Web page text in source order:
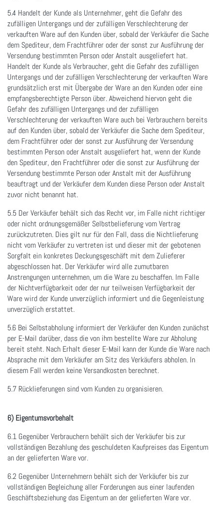
5.4 Handelt der Kunde als Unternehmer, geht die Gefahr des
zufälligen Untergangs und der zufälligen Verschlechterung der
verkauften Ware auf den Kunden über, sobald der Verkäufer die Sache
dem Spediteur, dem Frachtführer oder der sonst zur Ausführung der
Versendung bestimmten Person oder Anstalt ausgeliefert hat.
Handelt der Kunde als Verbraucher, geht die Gefahr des zufälligen
Untergangs und der zufälligen Verschlechterung der verkauften Ware
grundsätzlich erst mit Übergabe der Ware an den Kunden oder eine
empfangsberechtigte Person über. Abweichend hiervon geht die
Gefahr des zufälligen Untergangs und der zufälligen
Verschlechterung der verkauften Ware auch bei Verbrauchern bereits
auf den Kunden über, sobald der Verkäufer die Sache dem Spediteur,
dem Frachtführer oder der sonst zur Ausführung der Versendung
bestimmten Person oder Anstalt ausgeliefert hat, wenn der Kunde
den Spediteur, den Frachtführer oder die sonst zur Ausführung der
Versendung bestimmte Person oder Anstalt mit der Ausführung
beauftragt und der Verkäufer dem Kunden diese Person oder Anstalt
zuvor nicht benannt hat.
5.5 Der Verkäufer behält sich das Recht vor, im Falle nicht richtiger
oder nicht ordnungsgemäßer Selbstbelieferung vom Vertrag
zurückzutreten. Dies gilt nur für den Fall, dass die Nichtlieferung
nicht vom Verkäufer zu vertreten ist und dieser mit der gebotenen
Sorgfalt ein konkretes Deckungsgeschäft mit dem Zulieferer
abgeschlossen hat. Der Verkäufer wird alle zumutbaren
Anstrengungen unternehmen, um die Ware zu beschaffen. Im Falle
der Nichtverfügbarkeit oder der nur teilweisen Verfügbarkeit der
Ware wird der Kunde unverzüglich informiert und die Gegenleistung
unverzüglich erstattet.
5.6 Bei Selbstabholung informiert der Verkäufer den Kunden zunächst
per E-Mail darüber, dass die von ihm bestellte Ware zur Abholung
bereit steht. Nach Erhalt dieser E-Mail kann der Kunde die Ware nach
Absprache mit dem Verkäufer am Sitz des Verkäufers abholen. In
diesem Fall werden keine Versandkosten berechnet.
5.7 Rücklieferungen sind vom Kunden zu organisieren.
6) Eigentumsvorbehalt
6.1 Gegenüber Verbrauchern behält sich der Verkäufer bis zur
vollständigen Bezahlung des geschuldeten Kaufpreises das Eigentum
an der gelieferten Ware vor.
6.2 Gegenüber Unternehmern behält sich der Verkäufer bis zur
vollständigen Begleichung aller Forderungen aus einer laufenden
Geschäftsbeziehung das Eigentum an der gelieferten Ware vor.